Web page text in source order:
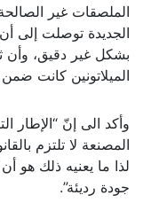
الملصقات غير
بشكل غير دقيق، وأن
الميلاتونين كانت ضمن نسبة 10٪ المدرجة
وأكد الى إنّ “الإطار
المصنعة لا تلتزم
لذا ما يعنيه ذلك هو
جودة رديئة”.